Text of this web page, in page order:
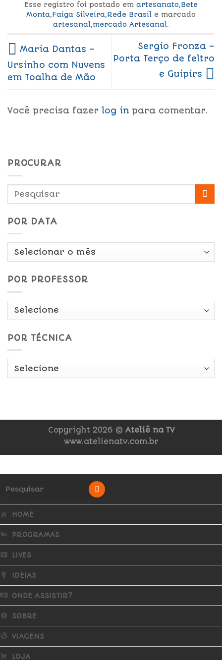
Esse registro foi postado em artesanato,Bete
Monta,Faiga Silveira,Rede Brasil e marcado
artesanal,mercado Artesanal.
Maria Dantas –
Ursinho com Nuvens
em Toalha de Mão
Sergio Fronza –
Porta Terço de feltro
e Guipirs
Você precisa fazer log in para comentar.
PROCURAR
POR DATA
Por
POR PROFESSOR
POR TÉCNICA
Copyright 2026 © Ateliê na TV
www.atelienatv.com.br
HOME
PROGRAMAS
LIVES
IDEIAS
ONDE ASSISTIR?
SOBRE
VIAGENS
LOJA